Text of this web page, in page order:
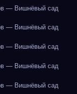
— Вишнёвый сад
— Вишнёвый сад
— Вишнёвый сад
— Вишнёвый сад
— Вишнёвый сад